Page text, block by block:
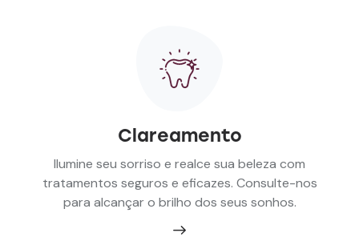
Clareamento
Ilumine seu sorriso e realce sua beleza com
tratamentos seguros e eficazes. Consulte-nos
para alcançar o brilho dos seus sonhos.